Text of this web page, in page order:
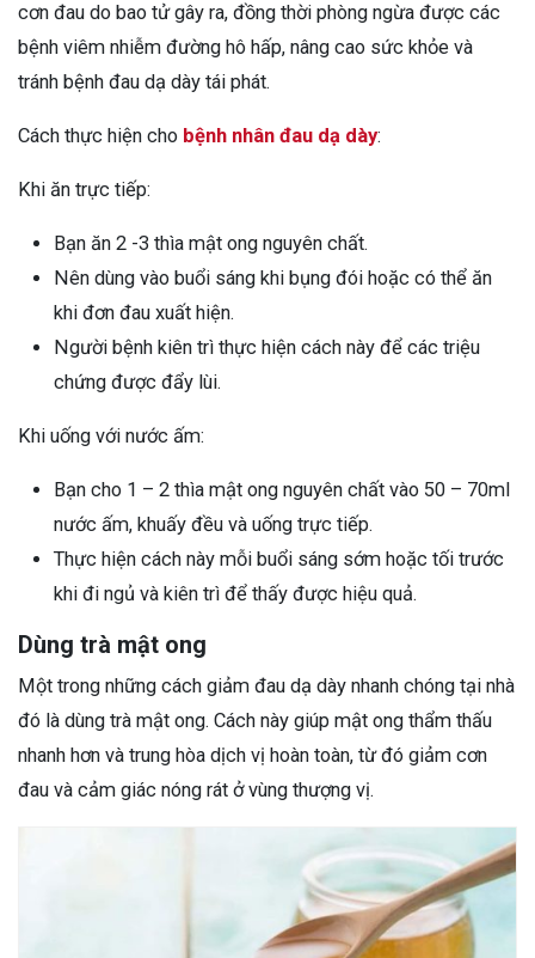
cơn đau do bao tử gây ra, đồng thời phòng ngừa được các
bệnh viêm nhiễm đường hô hấp, nâng cao sức khỏe và
tránh bệnh đau dạ dày tái phát.
Cách thực hiện cho bệnh nhân đau dạ dày:
Khi ăn trực tiếp:
Bạn ăn 2 -3 thìa mật ong nguyên chất.
Nên dùng vào buổi sáng khi bụng đói hoặc có thể ăn
khi đơn đau xuất hiện.
Người bệnh kiên trì thực hiện cách này để các triệu
chứng được đẩy lùi.
Khi uống với nước ấm:
Bạn cho 1 – 2 thìa mật ong nguyên chất vào 50 – 70ml
nước ấm, khuấy đều và uống trực tiếp.
Thực hiện cách này mỗi buổi sáng sớm hoặc tối trước
khi đi ngủ và kiên trì để thấy được hiệu quả.
Dùng trà mật ong
Một trong những cách giảm đau dạ dày nhanh chóng tại nhà
đó là dùng trà mật ong. Cách này giúp mật ong thẩm thấu
nhanh hơn và trung hòa dịch vị hoàn toàn, từ đó giảm cơn
đau và cảm giác nóng rát ở vùng thượng vị.